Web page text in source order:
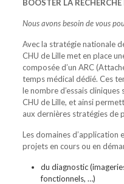
BOOSTER LA
Nous avons besoin de vous
Avec la stratégie nationale
CHU de Lille met en place
composée d’un ARC
temps médical dédié. Ces
le nombre d’essais
CHU de Lille, et ainsi
aux dernières stratégies de
Les domaines d’application
projets en cours ou en
du diagnostic
fonctionnels, …)